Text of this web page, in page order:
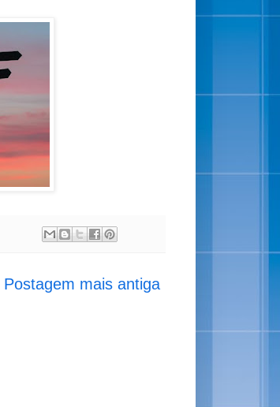
Postagem mais antiga